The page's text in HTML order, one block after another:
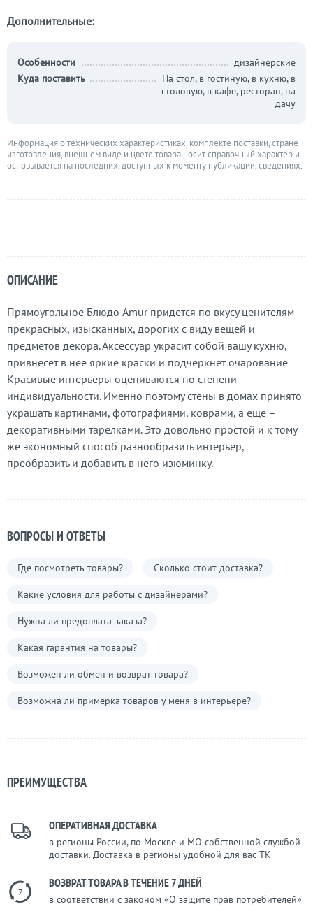
ОПИСАНИЕ
Прямоугольное Блюдо Amur придется по вкусу ценителям
прекрасных, изысканных, дорогих с виду вещей и
предметов декора. Аксессуар украсит собой вашу кухню,
привнесет в нее яркие краски и подчеркнет очарование
Красивые интерьеры оцениваются по степени
индивидуальности. Именно поэтому стены в домах принято
украшать картинами, фотографиями, коврами, а еще –
декоративными тарелками. Это довольно простой и к тому
же экономный способ разнообразить интерьер,
преобразить и добавить в него изюминку.
ВОПРОСЫ И ОТВЕТЫ
Где посмотреть товары? Сколько стоит доставка?
Какие условия для работы с дизайнерами?
Нужна ли предоплата заказа?
Какая гарантия на товары?
Возможен ли обмен и возврат товара?
Возможна ли примерка товаров у меня в интерьере?
ПРЕИМУЩЕСТВА
ОПЕРАТИВНАЯ ДОСТАВКА
в регионы России, по Москве и МО собственной службой
доставки. Доставка в регионы удобной для вас ТК
7
ВОЗВРАТ ТОВАРА В ТЕЧЕНИЕ 7 ДНЕЙ
в соответствии с законом «О защите прав потребителей»
Дополнительные:
Особенности
дизайнерские
Куда поставить
На стол, в гостиную, в кухню, в
столовую, в кафе, ресторан, на
дачу
Информация о технических характеристиках, комплекте поставки, стране
изготовления, внешнем виде и цвете товара носит справочный характер и
основывается на последних, доступных к моменту публикации, сведениях.